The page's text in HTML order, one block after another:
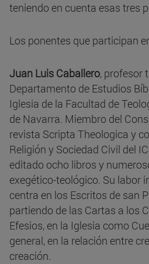
teniendo en cuenta esas tres
Los ponentes que participan
Juan Luis Caballero, profesor
Departamento de Estudios
Iglesia de la Facultad de
de Navarra. Miembro del
revista Scripta Theologica y
Religión y Sociedad Civil del
editado ocho libros y
exegético-teológico. Su labor
centra en los Escritos de san
partiendo de las Cartas a los
Efesios, en la Iglesia como
general, en la relación entre
creación.